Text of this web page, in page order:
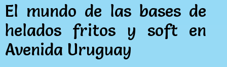
El mundo de las bases de
helados fritos y soft en
Avenida Uruguay